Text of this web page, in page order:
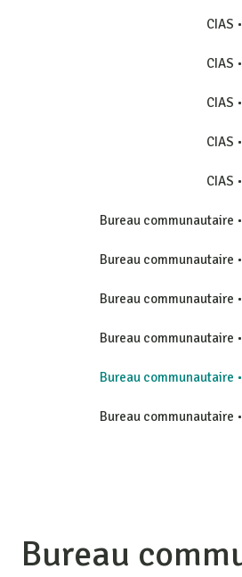
CIAS
CIAS
CIAS
CIAS
CIAS
Bureau communautaire
Bureau communautaire
Bureau communautaire
Bureau communautaire
Bureau communautaire
Bureau communautaire
Bureau